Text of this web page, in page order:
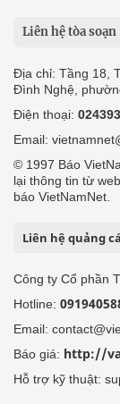
Liên hệ tòa soạn
Địa chỉ: Tầng 18,
Đình Nghệ,
Điện thoại:
Email:
© 1997 Báo
lại thông tin từ
báo VietNamNet.
Liên hệ quảng
Công ty Cổ phần
Hotline:
Email:
Báo giá: http://
Hỗ trợ kỹ thuật: